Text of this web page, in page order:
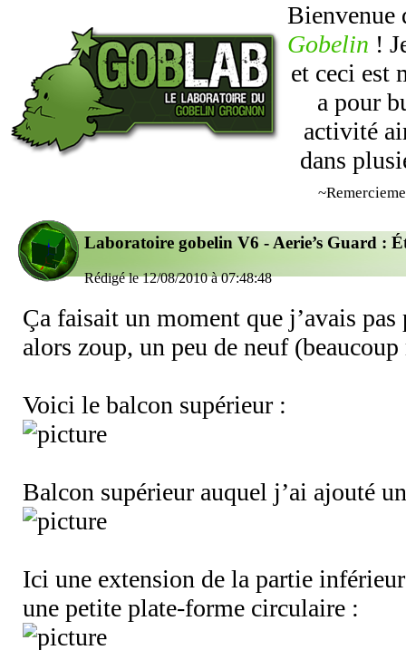
Bienvenue
Gobelin !
et ceci est
a pour
activité
dans
Laboratoire gobelin V6 - Aerie’s Guard :
Rédigé le 12/08/2010 à 07:48:48
Ça faisait un moment que j’avais pas
alors zoup, un peu de neuf
Voici le balcon supérieur :
Balcon supérieur auquel j’ai ajouté
Ici une extension de la partie
une petite plate-forme circulaire :